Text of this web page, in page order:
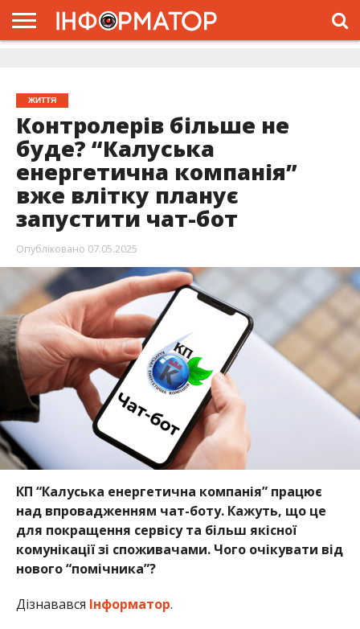
ЖИТТЯ
Контролерів більше не
буде? “Калуська
енергетична компанія”
вже влітку планує
запустити чат-бот
Опубліковано 07.05.2025
КП “Калуська енергетична компанія” працює
над впровадженням чат-боту. Кажуть, що це
для покращення сервісу та більш якісної
комунікації зі споживачами. Чого очікувати від
нового “помічника”?
Дізнавався Інформатор.